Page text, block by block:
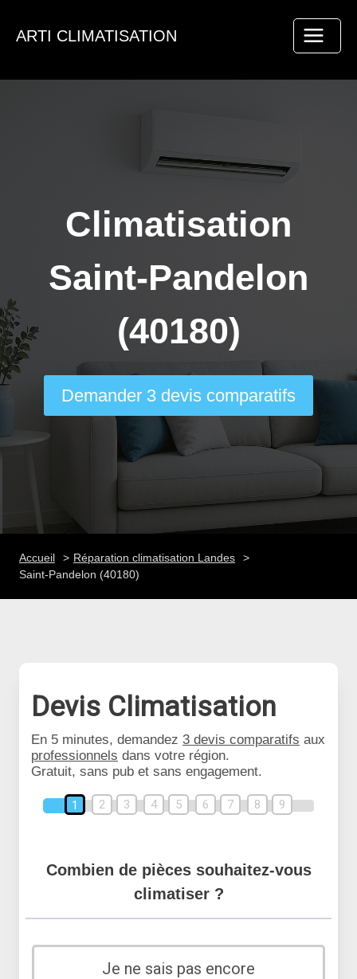
ARTI CLIMATISATION
Climatisation
Saint-Pandelon
(40180)
Demander 3 devis comparatifs
Accueil
Réparation climatisation Landes
Saint-Pandelon (40180)
Devis Climatisation
En 5 minutes, demandez 3 devis comparatifs aux
professionnels dans votre région.
Gratuit, sans pub et sans engagement.
1 2 3 4 5 6 7 8 9
Combien de pièces souhaitez-vous
climatiser ?
Je ne sais pas encore